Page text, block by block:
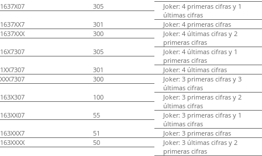
1637X07
305
Joker: 4 primeras cifras y 1
últimas cifras
1637XX7
301
Joker: 4 primeras cifras
1637XXX
300
Joker: 4 últimas cifras y 2
primeras cifras
16X7307
305
Joker: 4 últimas cifras y 1
primeras cifras
1XX7307
301
Joker: 4 últimas cifras
XXX7307
300
Joker: 3 primeras cifras y 3
últimas cifras
163X307
100
Joker: 3 primeras cifras y 2
últimas cifras
163XX07
55
Joker: 3 primeras cifras y 1
últimas cifras
163XXX7
51
Joker: 3 primeras cifras
163XXXX
50
Joker: 3 últimas cifras y 2
primeras cifras